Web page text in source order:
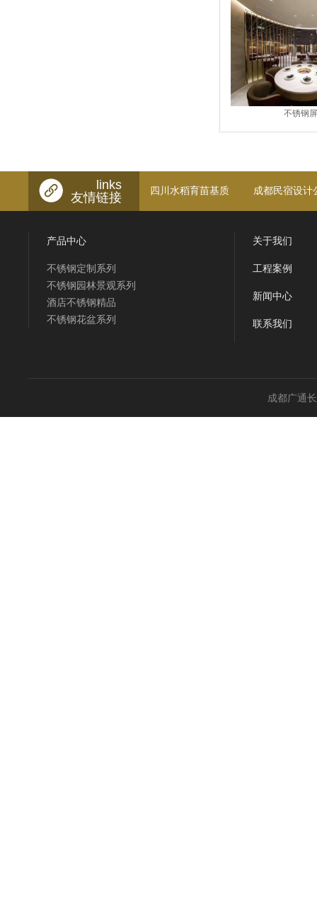
不锈钢
links
友情链接
四川水稻育苗基质 成都民宿设计
产品中心
不锈钢定制系列
不锈钢园林景观系列
酒店不锈钢精品
不锈钢花盆系列
关于我们
工程案例
新闻中心
联系我们
成都广通